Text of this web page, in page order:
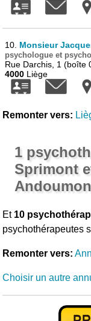
10. Monsieur
psychologue et
Rue Darchis, 1 (boîte
4000 Liège
Remonter vers:
1
Sprimont
Et 10
psychothérapeutes
Remonter vers:
Choisir un autre